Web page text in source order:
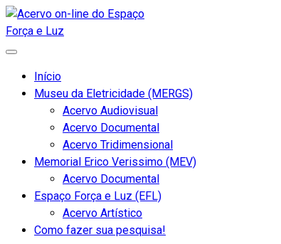
Início
Museu da Eletricidade (MERGS)
Acervo Audiovisual
Acervo Documental
Acervo Tridimensional
Memorial Erico Verissimo (MEV)
Acervo Documental
Espaço Força e Luz (EFL)
Acervo Artístico
Como fazer sua pesquisa!